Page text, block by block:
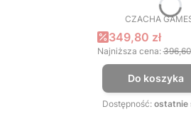
CZACHA
Cena
349,80 zł
Najniższa cena: 396,60
Do koszyka
Dostępność: ostatnie